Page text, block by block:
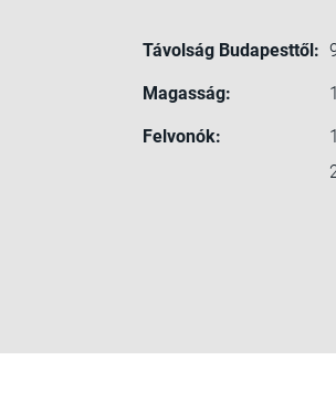
Távolság Budapesttől:
Magasság:
Felvonók: